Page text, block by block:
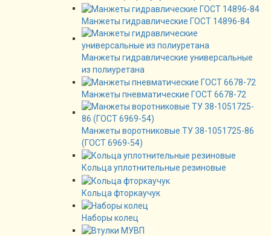
Манжеты гидравлические ГОСТ 14896-84
Манжеты гидравлические универсальные
из полиуретана
Манжеты пневматические ГОСТ 6678-72
Манжеты воротниковые ТУ 38-1051725-86
(ГОСТ 6969-54)
Кольца уплотнительные резиновые
Кольца фторкаучук
Наборы колец